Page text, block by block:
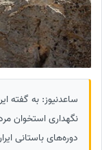
ساعدنیوز: به گفته
نگهداری استخوان
دوره‌های باستانی